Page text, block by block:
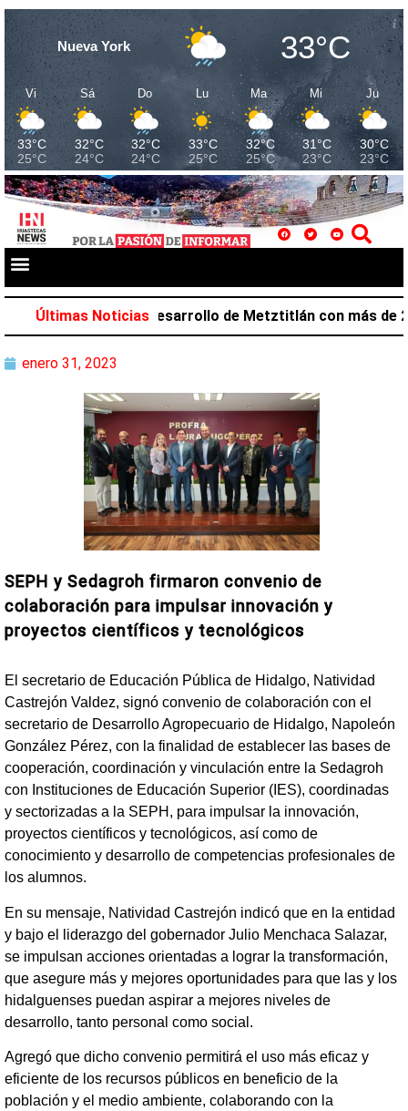
Nueva York 33°C
Vi
33°C
25°C
Sá
32°C
24°C
Do
32°C
24°C
Lu
33°C
25°C
Ma
32°C
25°C
Mi
31°C
23°C
Ju
30°C
23°C
Últimas Noticias
Salazar favorece desarrollo de Metztitlán con más de
enero 31, 2023
SEPH y Sedagroh firmaron convenio de
colaboración para impulsar innovación y
proyectos científicos y tecnológicos
El secretario de Educación Pública de Hidalgo, Natividad
Castrejón Valdez, signó convenio de colaboración con el
secretario de Desarrollo Agropecuario de Hidalgo, Napoleón
González Pérez, con la finalidad de establecer las bases de
cooperación, coordinación y vinculación entre la Sedagroh
con Instituciones de Educación Superior (IES), coordinadas
y sectorizadas a la SEPH, para impulsar la innovación,
proyectos científicos y tecnológicos, así como de
conocimiento y desarrollo de competencias profesionales de
los alumnos.
En su mensaje, Natividad Castrejón indicó que en la entidad
y bajo el liderazgo del gobernador Julio Menchaca Salazar,
se impulsan acciones orientadas a lograr la transformación,
que asegure más y mejores oportunidades para que las y los
hidalguenses puedan aspirar a mejores niveles de
desarrollo, tanto personal como social.
Agregó que dicho convenio permitirá el uso más eficaz y
eficiente de los recursos públicos en beneficio de la
población y el medio ambiente, colaborando con la